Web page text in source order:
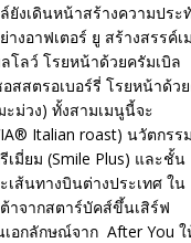
ยังเดินหน้าสร้างความประ
งอาฟเตอร์ ยู สร้างสรรค์เ
โลว์ โรยหน้าด้วยครัมเบิล
สสตรอเบอร์รี่ โรยหน้าด้ว
ม่วง) ทั้งสามเมนูนี้จะ
Italian roast) นวัตกรรม
มี่ยม (Smile Plus) และชั้น
เส้นทางบินต่างประเทศ ใน
าจากสตาร์บัคส์ขึ้นเสิร์ฟ
เอกลักษณ์จาก After You ใ